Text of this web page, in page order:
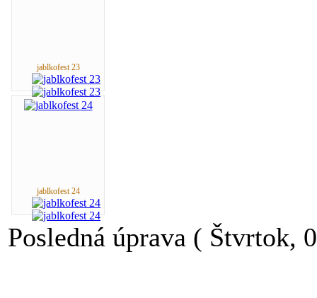
jablkofest 23
jablkofest 24
Posledná úprava ( Štvrtok,